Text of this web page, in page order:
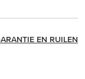
EN RUILEN